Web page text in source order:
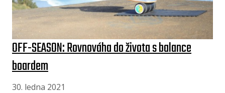
OFF-SEASON: Rovnováha do života s balance
boardem
30. ledna 2021